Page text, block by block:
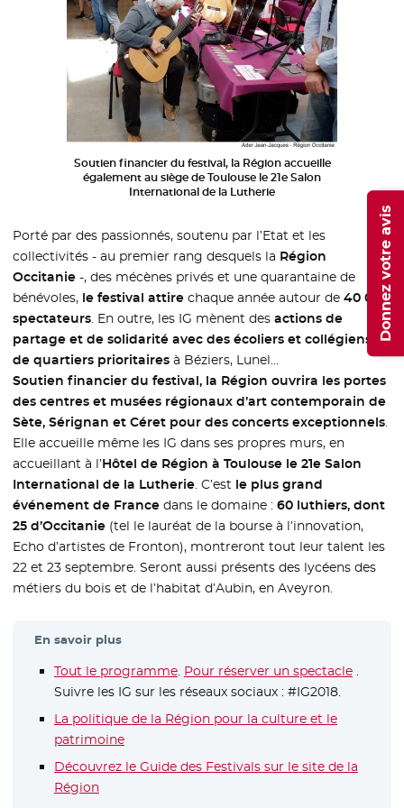
Soutien financier du festival, la Région accueille
également au siège de Toulouse le 21e Salon
International de la Lutherie
Porté par des passionnés, soutenu par l’Etat et les
collectivités - au premier rang desquels la Région
Occitanie -, des mécènes privés et une quarantaine de
bénévoles, le festival attire chaque année autour de40 000
spectateurs. En outre, les IG mènent des actions de
partage et de solidarité avec des écoliers et collégiens
de quartiers prioritaires à Béziers, Lunel…
Soutien financier du festival, la Région ouvrira les portes
des centres et musées régionaux d’art contemporain de
Sète, Sérignan et Céret pour des concerts exceptionnels.
Elle accueille même les IG dans ses propres murs, en
accueillant à l’Hôtel de Région à Toulouse le 21e Salon
International de la Lutherie. C’est le plus grand
événement de France dans le domaine :60 luthiers, dont
25 d’Occitanie (tel le lauréat de la bourse à l’innovation,
Echo d’artistes de Fronton), montreront tout leur talent les
22 et 23 septembre. Seront aussi présents des lycéens des
métiers du bois et de l’habitat d’Aubin, en Aveyron.
En savoir plus
Tout le programme- Nouvelle fenêtre
. Pour réserver un spectacle-
.
Suivre les IG sur les réseaux sociaux : #IG2018.
La politique de la Région pour la culture et le
patrimoine
Découvrez le Guide des Festivals sur le site de la
Région
Donnez votre avis